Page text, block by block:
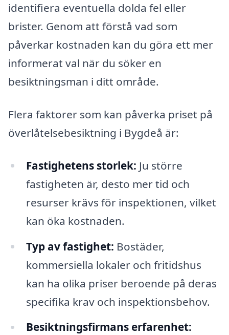
identifiera eventuella dolda fel eller
brister. Genom att förstå vad som
påverkar kostnaden kan du göra ett mer
informerat val när du söker en
besiktningsman i ditt område.
Flera faktorer som kan påverka priset på
överlåtelsebesiktning i Bygdeå är:
Fastighetens storlek: Ju större
fastigheten är, desto mer tid och
resurser krävs för inspektionen, vilket
kan öka kostnaden.
Typ av fastighet: Bostäder,
kommersiella lokaler och fritidshus
kan ha olika priser beroende på deras
specifika krav och inspektionsbehov.
Besiktningsfirmans erfarenhet: